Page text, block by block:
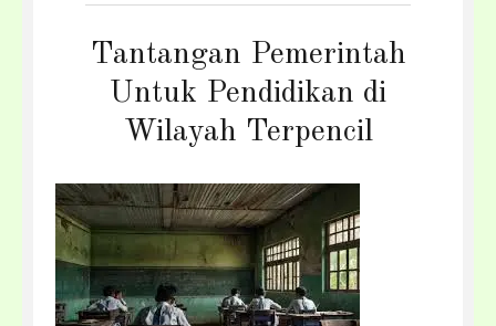
Tantangan Pemerintah
Untuk Pendidikan di
Wilayah Terpencil